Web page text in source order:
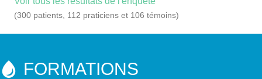
(300 patients, 112 praticiens et 106 témoins)
FORMATIONS